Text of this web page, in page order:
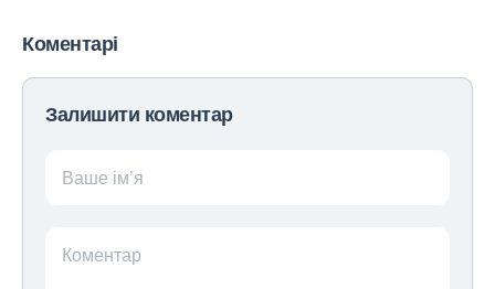
Коментарі
Залишити коментар
Ваше ім’я
Коментар